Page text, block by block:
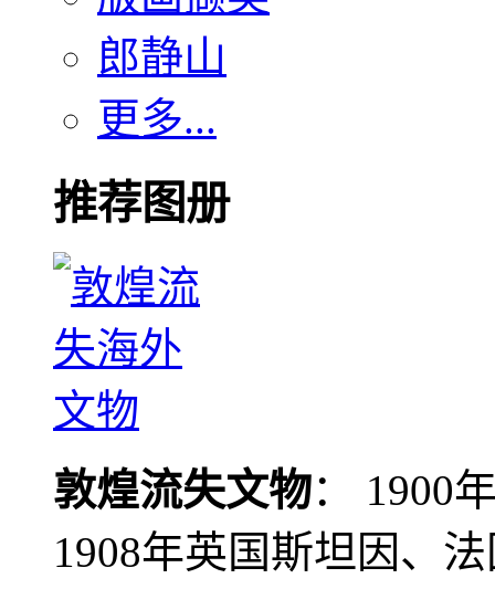
郎静山
更多...
推荐图册
敦煌流失文物： 1900
1908年英国斯坦因、